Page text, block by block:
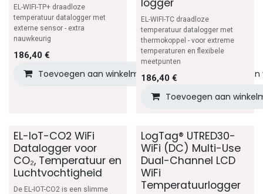
EL-WIFI-TP+ draadloze
temperatuur datalogger met
externe sensor - extra
nauwkeurig
186,40 €
Toevoegen aan winkelmandje Toevoegen
EL-WIFI-TC draadloze
temperatuur datalogger met
thermokoppel - voor extreme
temperaturen en flexibele
meetpunten
186,40€
Toevoegen aan
EL-IoT-CO2 WiFi
Datalogger voor
CO₂, Temperatuur en
Luchtvochtigheid
De EL-IOT-CO2 is een slimme
LogTag® UTRED30-
WiFi (DC) Multi-Use
Dual-Channel LCD
WiFi
Temperatuurlogger